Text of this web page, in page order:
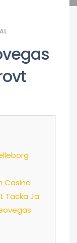
Casino
Tacka Ja